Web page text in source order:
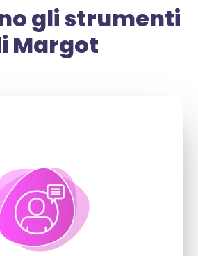
gli strumenti
Margot